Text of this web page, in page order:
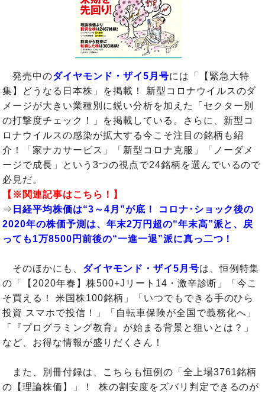
発売中のダイヤモンド・ザイ5月号には「【緊急大特
集】どうなる日本株」を掲載！ 新型コロナウイルスのダ
メージが大きい業種別に鋭い分析を加えた「セクター別
の打撃度チェック！」を掲載している。さらに、新型コ
ロナウイルスの感染が拡大する今こそ注目の銘柄も紹
介！「家ナカサービス」「新型コロナ克服」「ノーダメ
ージで成長」という3つの視点で24銘柄を選んでいるので
必見だ。
【※関連記事はこちら！】
⇒ 日経平均株価は“3～4月”が底！ コロナ･ショック後の
2020年の株価予測は、年末2万円超の“年末高”派と、戻
っても1万8500円前後の“一進一退”派に真っ二つ！
そのほかにも、 ダイヤモンド・ザイ5月号は、恒例特集
の「【2020年春】株500+Jリート14・激辛診断」「今こ
そ買える！ 米国株100銘柄」「いつでもできる手のひら
投資 スマホで投信！」「自転車保険が全国で義務化へ」
「『プログラミング教育』が始まる背景と狙いとは？」
など、お得な情報が盛りだくさん！
また、別冊付録は、こちらも恒例の「全上場3761銘柄
の【理論株価】」！ 株の割安度をズバリ判定できるのが